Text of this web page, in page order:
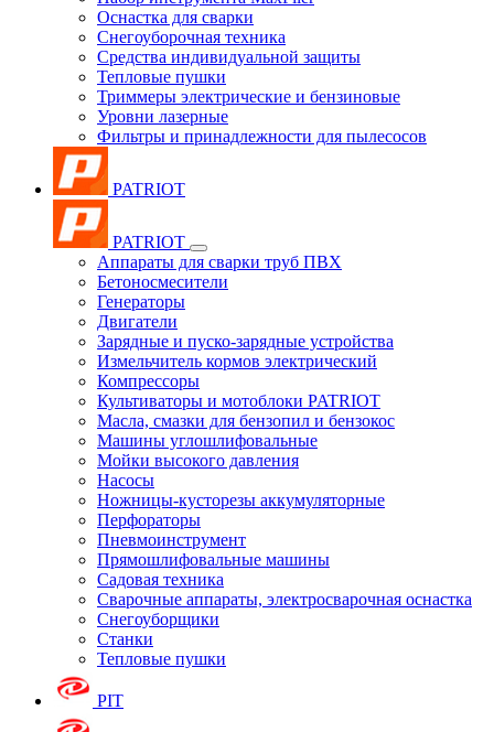
Оснастка для сварки
Снегоуборочная техника
Средства индивидуальной защиты
Тепловые пушки
Триммеры электрические и бензиновые
Уровни лазерные
Фильтры и принадлежности для пылесосов
PATRIOT
PATRIOT
Аппараты для сварки труб ПВХ
Бетоносмесители
Генераторы
Двигатели
Зарядные и пуско-зарядные устройства
Измельчитель кормов электрический
Компрессоры
Культиваторы и мотоблоки PATRIOT
Масла, смазки для бензопил и бензокос
Машины углошлифовальные
Мойки высокого давления
Насосы
Ножницы-кусторезы аккумуляторные
Перфораторы
Пневмоинструмент
Прямошлифовальные машины
Садовая техника
Сварочные аппараты, электросварочная оснастка
Снегоуборщики
Станки
Тепловые пушки
PIT